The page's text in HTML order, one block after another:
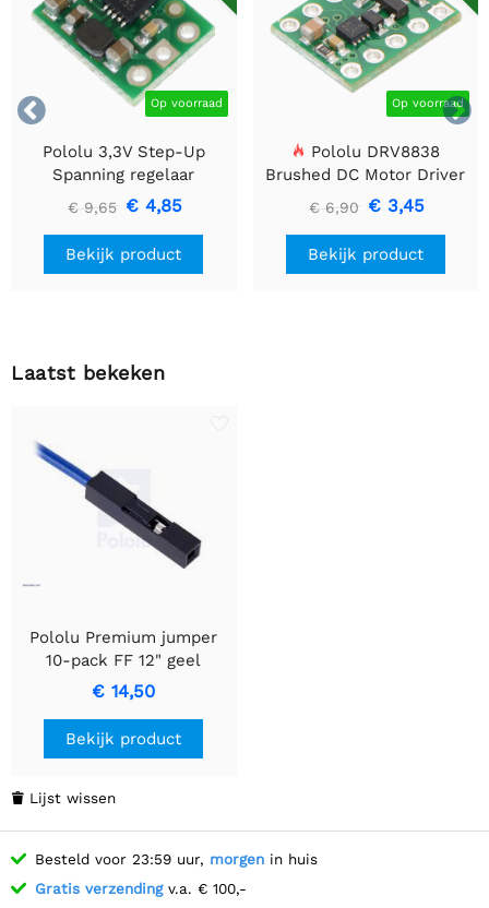

 Op voorraad
Pololu 3,3V Step-Up
Spanning regelaar
U1V10F3
€ 9,65 € 4,85
Bekijk product
Op voorraad
Pololu DRV8838
Brushed DC Motor Driver
€ 6,90 € 3,45
Bekijk product
Laatst bekeken
Pololu Premium jumper
10-pack FF 12" geel
€ 14,50
Bekijk product
 Lijst wissen
Besteld voor 23:59 uur, morgen in huis
Gratis verzendingv.a. € 100,-